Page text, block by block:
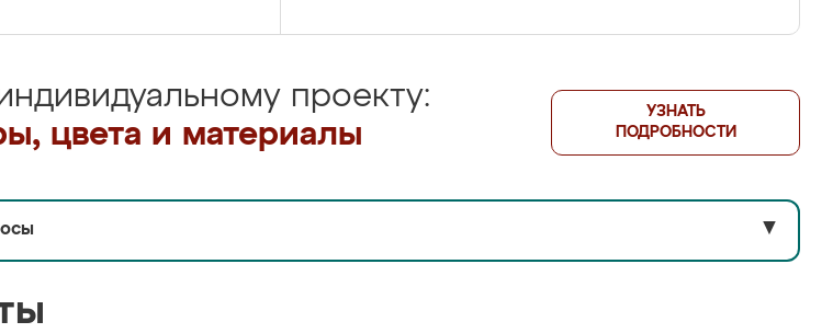
проекту:
цвета и материалы
УЗНАТЬ
ПОДРОБНОСТИ
▼